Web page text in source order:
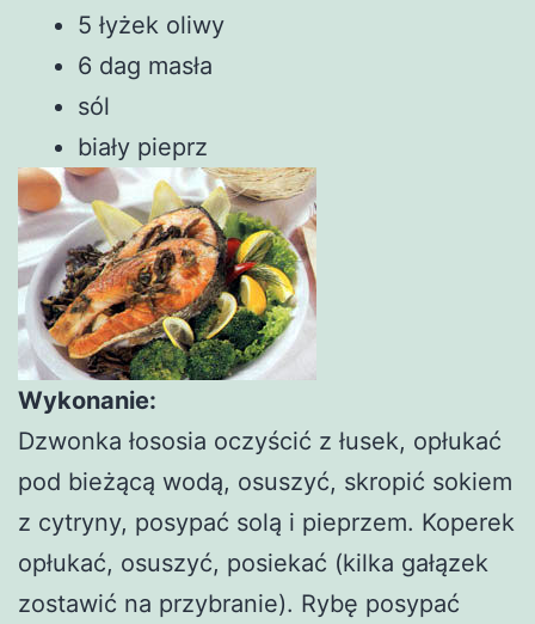
5 łyżek oliwy
6 dag masła
sól
biały pieprz
Wykonanie:
Dzwonka łososia oczyścić z łusek, opłukać
pod bieżącą wodą, osuszyć, skropić sokiem
z cytryny, posypać solą i pieprzem. Koperek
opłukać, osuszyć, posiekać (kilka gałązek
zostawić na przybranie). Rybę posypać